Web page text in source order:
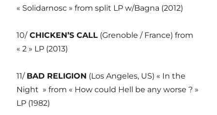
« Solidarnosc » from split LP w/Bagna (2012)
10/CHICKEN’S CALL (Grenoble / France) from
« 2 » LP (2013)
11/ BAD RELIGION (Los Angeles, US) « In the
Night » from « How could Hell be any worse ? »
LP (1982)